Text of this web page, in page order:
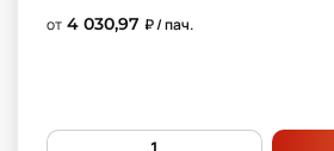
от 4 030,97 ₽ / пач.